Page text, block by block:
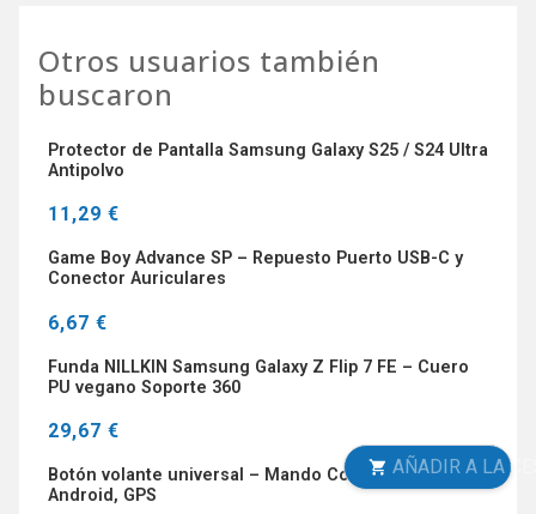
Otros usuarios también
buscaron
Protector de Pantalla Samsung Galaxy S25 / S24 Ultra
Antipolvo
11,29 €
Game Boy Advance SP – Repuesto Puerto USB-C y
Conector Auriculares
6,67 €
Funda NILLKIN Samsung Galaxy Z Flip 7 FE – Cuero
PU vegano Soporte 360
29,67 €
Botón volante universal – Mando Control multimedia
Android, GPS
AÑADIR A LA CESTA